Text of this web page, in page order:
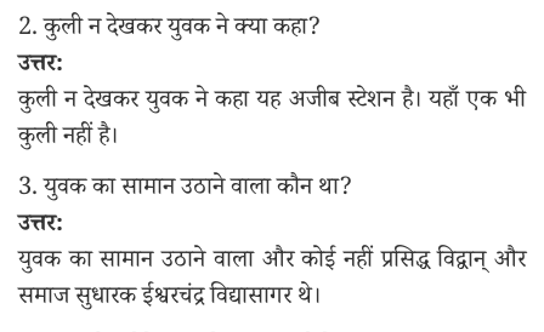
2. कुली न देखकर युवक ने क्या कहा?
उत्तर:
कुली न देखकर युवक ने कहा यह अजीब स्टेशन है। यहाँ एक भी
कुली नहीं है।
3. युवक का सामान उठाने वाला कौन था?
उत्तर:
युवक का सामान उठाने वाला और कोई नहीं प्रसिद्ध विद्वान् और
समाज सुधारक ईश्वरचंद्र विद्यासागर थे।